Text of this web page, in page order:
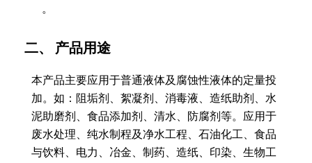
。
二、 产品用途
本产品主要应用于普通液体及腐蚀性液体的定量投
加。如：阻垢剂、絮凝剂、消毒液、造纸助剂、水
泥助磨剂、食品添加剂、清水、防腐剂等。应用于
废水处理、纯水制程及净水工程、石油化工、食品
与饮料、电力、冶金、制药、造纸、印染、生物工